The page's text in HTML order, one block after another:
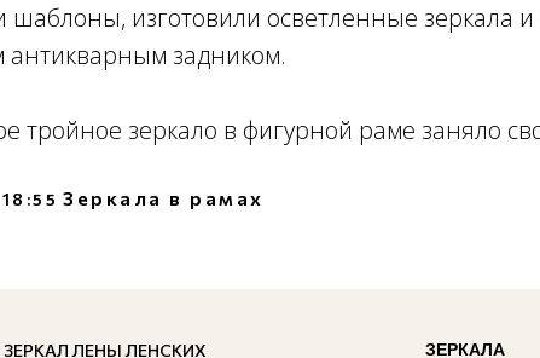
изготовили осветленные зеркала и
задником.
тройное зеркало в фигурной раме заняло
Зеркала в рамах
ЗЕРКАЛ ЛЕНЫ ЛЕНСКИХ ЗЕРКАЛА